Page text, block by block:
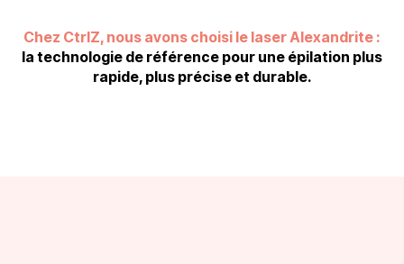
Chez CtrlZ, nous avons choisi le laser Alexandrite :
la technologie de référence pour une épilation plus
rapide, plus précise et durable.